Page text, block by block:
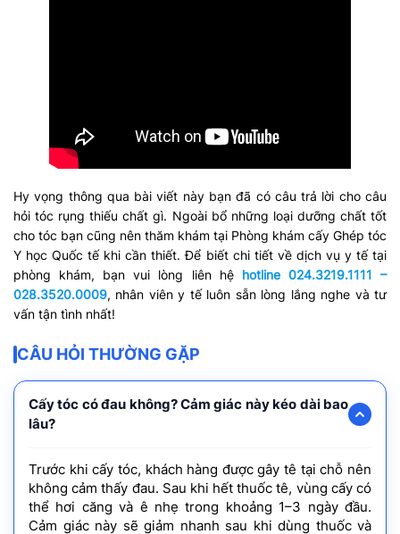
Hy vọng thông qua bài viết này bạn đã có câu trả lời cho câu
hỏi tóc rụng thiếu chất gì. Ngoài bổ những loại dưỡng chất tốt
cho tóc bạn cũng nên thăm khám tại Phòng khám cấy Ghép tóc
Y học Quốc tế khi cần thiết. Để biết chi tiết về dịch vụ y tế tại
phòng khám, bạn vui lòng liên hệ hotline 024.3219.1111 –
028.3520.0009, nhân viên y tế luôn sẵn lòng lắng nghe và tư
vấn tận tình nhất!
CÂU HỎI THƯỜNG GẶP
Cấy tóc có đau không? Cảm giác này kéo dài bao
lâu?
Trước khi cấy tóc, khách hàng được gây tê tại chỗ nên
không cảm thấy đau. Sau khi hết thuốc tê, vùng cấy có
thể hơi căng và ê nhẹ trong khoảng 1–3 ngày đầu.
Cảm giác này sẽ giảm nhanh sau khi dùng thuốc và